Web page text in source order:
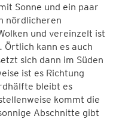
Sonne und ein paar
nördlicheren
und vereinzelt ist
Örtlich kann es auch
sich dann im Süden
ist es Richtung
bleibt es
kommt die
Abschnitte gibt